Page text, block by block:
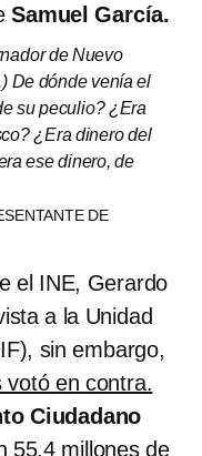
Samuel García.
de Nuevo
De dónde venía el
su peculio? ¿Era
¿Era dinero del
ese dinero, de
DE
el INE, Gerardo
a la Unidad
sin embargo,
votó en contra.
Ciudadano
55.4 millones de